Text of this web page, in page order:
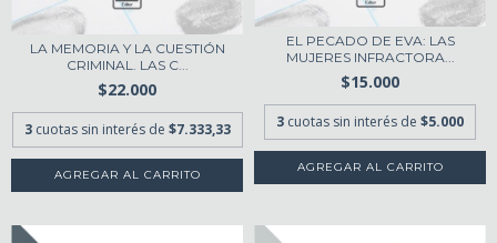
LA MEMORIA Y LA CUESTIÓN
CRIMINAL. LAS C...
$22.000
3 cuotas sin interés de $7.333,33
EL PECADO DE EVA: LAS
MUJERES INFRACTORA...
$15.000
3 cuotas sin interés de $5.000